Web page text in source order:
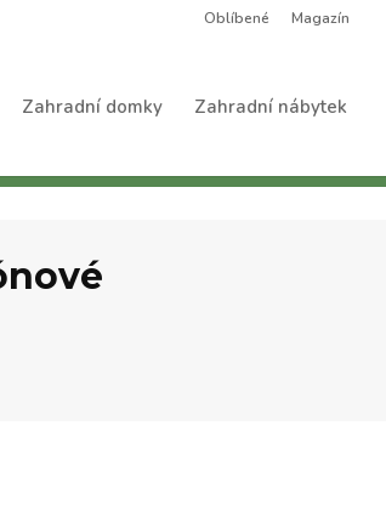
Oblíbené Magazín
Zahradní domky Zahradní nábytek